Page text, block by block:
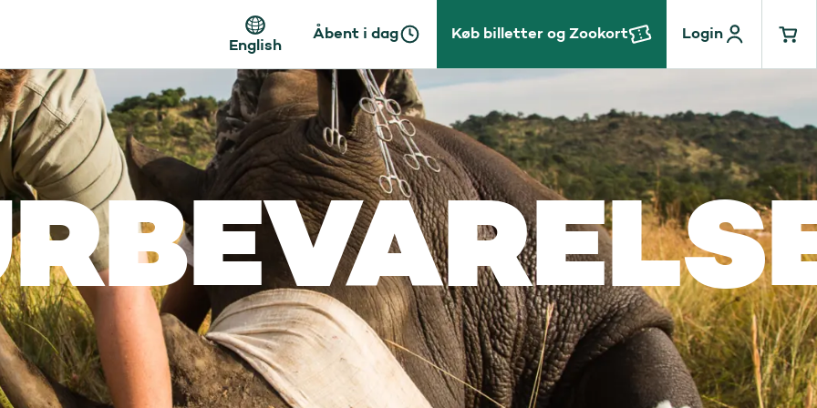
English
Åbent i dag Køb billetter og Zookort Login